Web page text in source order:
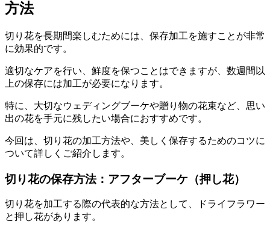
方法
切り花を長期間楽しむためには、保存加工を施すことが非常
に効果的です。
適切なケアを行い、鮮度を保つことはできますが、数週間以
上の保存には加工が必要になります。
特に、大切なウェディングブーケや贈り物の花束など、思い
出の花を手元に残したい場合におすすめです。
今回は、切り花の加工方法や、美しく保存するためのコツに
ついて詳しくご紹介します。
切り花の保存方法：アフターブーケ（押し花）
切り花を加工する際の代表的な方法として、ドライフラワー
と押し花があります。